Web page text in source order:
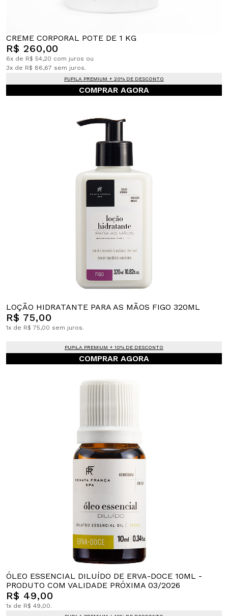
CREME CORPORAL POTE DE 1 KG
R$ 260,00
6x de R$ 54,20 com juros ou
3x de R$ 86,67 sem juros.
PUPILA PREMIUM + 20% DE DESCONTO
COMPRAR AGORA
LOÇÃO HIDRATANTE PARA AS MÃOS FIGO 320ML
R$ 75,00
1x de R$ 75,00 sem juros.
PUPILA PREMIUM + 10% DE DESCONTO
COMPRAR AGORA
ÓLEO ESSENCIAL DILUÍDO DE ERVA-DOCE 10ML -
PRODUTO COM VALIDADE PRÓXIMA 03/2026
R$ 49,00
1x de R$ 49,00.